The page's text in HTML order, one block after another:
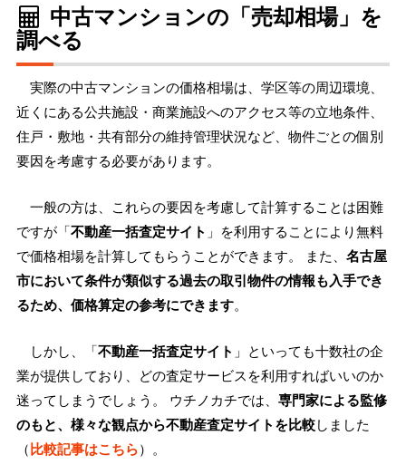
中古マンションの「売却相場」を
調べる
実際の中古マンションの価格相場は、学区等の周辺環境、
近くにある公共施設・商業施設へのアクセス等の立地条件、
住戸・敷地・共有部分の維持管理状況など、物件ごとの個別
要因を考慮する必要があります。
一般の方は、これらの要因を考慮して計算することは困難
ですが「不動産一括査定サイト 」を利用することにより無料
で価格相場を計算してもらうことができます。 また、 名古屋
市において条件が類似する過去の取引物件の情報も入手でき
るため、価格算定の参考にできます。
しかし、「不動産一括査定サイト 」といっても十数社の企
業が提供しており、どの査定サービスを利用すればいいのか
迷ってしまうでしょう。 ウチノカチでは、 専門家による監修
のもと、様々な観点から不動産査定サイトを比較しました
（比較記事はこちら）。